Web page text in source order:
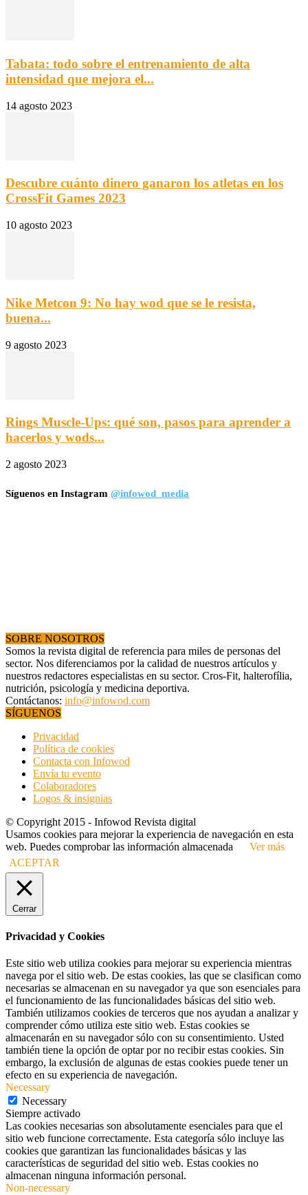
Tabata: todo sobre el entrenamiento de alta
intensidad que mejora el...
14 agosto 2023
Descubre cuánto dinero ganaron los atletas en los
CrossFit Games 2023
10 agosto 2023
Nike Metcon 9: No hay wod que se le resista,
buena...
9 agosto 2023
Rings Muscle-Ups: qué son, pasos para aprender a
hacerlos y wods...
2 agosto 2023
Síguenos en Instagram @infowod_media
SOBRE NOSOTROS
Somos la revista digital de referencia para miles de personas del
sector. Nos diferenciamos por la calidad de nuestros artículos y
nuestros redactores especialistas en su sector. Cros-Fit, halterofília,
nutrición, psicología y medicina deportiva.
Contáctanos: info@infowod.com
SÍGUENOS
Privacidad
Política de cookies
Contacta con Infowod
Envía tu evento
Colaboradores
Logos & insignias
© Copyright 2015 - Infowod Revista digital
Usamos cookies para mejorar la experiencia de navegación en esta
web. Puedes comprobar las información almacenada
Ver más
ACEPTAR
Cerrar
Privacidad y Cookies
Este sitio web utiliza cookies para mejorar su experiencia mientras
navega por el sitio web. De estas cookies, las que se clasifican como
necesarias se almacenan en su navegador ya que son esenciales para
el funcionamiento de las funcionalidades básicas del sitio web.
También utilizamos cookies de terceros que nos ayudan a analizar y
comprender cómo utiliza este sitio web. Estas cookies se
almacenarán en su navegador sólo con su consentimiento. Usted
también tiene la opción de optar por no recibir estas cookies. Sin
embargo, la exclusión de algunas de estas cookies puede tener un
efecto en su experiencia de navegación.
Necessary
Necessary
Siempre activado
Las cookies necesarias son absolutamente esenciales para que el
sitio web funcione correctamente. Esta categoría sólo incluye las
cookies que garantizan las funcionalidades básicas y las
características de seguridad del sitio web. Estas cookies no
almacenan ninguna información personal.
Non-necessary